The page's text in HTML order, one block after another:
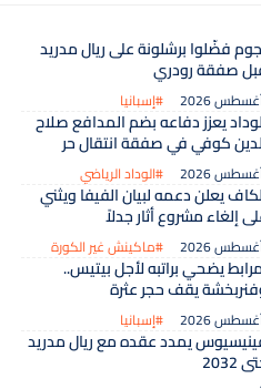
فضّلوا برشلونة على ريال مدريد
صفقة رودري
#إسبانيا
يعزز دفاعه بضم المدافع صلاح
كوفي في صفقة انتقال حر
#الوداد الرياضي
يعلن دعمه لبيان الفيفا ويثني
إلغاء مشروع أثار جدلاً
#ماكينش غير الكورة
يضحي براتبه لأجل بيتيس..
يقف حجر عثرة
#إسبانيا
يمدد عقده مع ريال مدريد
2032